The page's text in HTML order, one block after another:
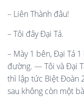
– Liên Thành đâu!
– Tôi đây Đại Tá.
– Mày 1 bên, Đại Tá
đường. — Tôi và Đại
thì lập tức Biệt Đoàn
sau không còn một